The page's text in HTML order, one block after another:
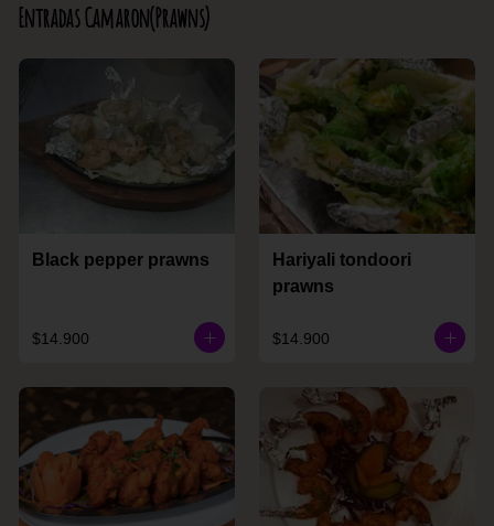
Entradas Camaron(Prawns)
Black pepper prawns
$14.900
Hariyali tondoori
prawns
$14.900